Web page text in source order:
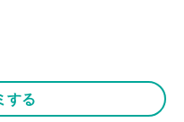
する